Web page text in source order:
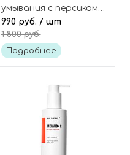
умывания с персиком и
ниацинамидом, Peach
Niacin Spread
Cleansing Foam
990 руб. / шт
1 800 руб.
Подробнее